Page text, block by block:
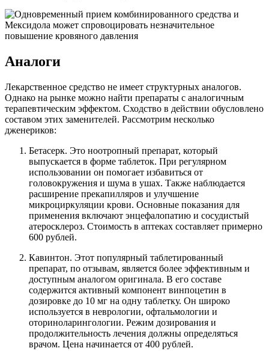
Аналоги
Лекарственное средство не имеет структурных аналогов.
Однако на рынке можно найти препараты с аналогичным
терапевтическим эффектом. Сходство в действии обусловлено
составом этих заменителей. Рассмотрим несколько
дженериков:
Бетасерк. Это ноотропный препарат, который
выпускается в форме таблеток. При регулярном
использовании он помогает избавиться от
головокружения и шума в ушах. Также наблюдается
расширение прекапилляров и улучшение
микроциркуляции крови. Основные показания для
применения включают энцефалопатию и сосудистый
атеросклероз. Стоимость в аптеках составляет примерно
600 рублей.
Кавинтон. Этот популярный таблетированный
препарат, по отзывам, является более эффективным и
доступным аналогом оригинала. В его составе
содержится активный компонент винпоцетин в
дозировке до 10 мг на одну таблетку. Он широко
используется в неврологии, офтальмологии и
оториноларингологии. Режим дозирования и
продолжительность лечения должны определяться
врачом. Цена начинается от 400 рублей.